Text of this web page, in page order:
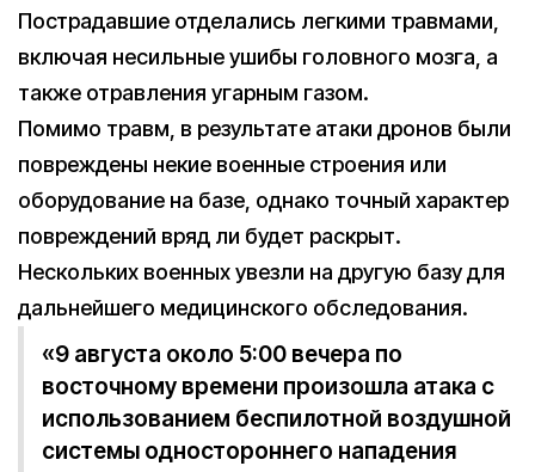
Пострадавшие отделались легкими травмами,
включая несильные ушибы головного мозга, а
также отравления угарным газом.
Помимо травм, в результате атаки дронов были
повреждены некие военные строения или
оборудование на базе, однако точный характер
повреждений вряд ли будет раскрыт.
Нескольких военных увезли на другую базу для
дальнейшего медицинского обследования.
«9 августа около 5:00 вечера по
восточному времени произошла атака с
использованием беспилотной воздушной
системы одностороннего нападения